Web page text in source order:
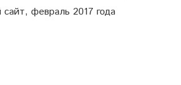
февраль 2017 года